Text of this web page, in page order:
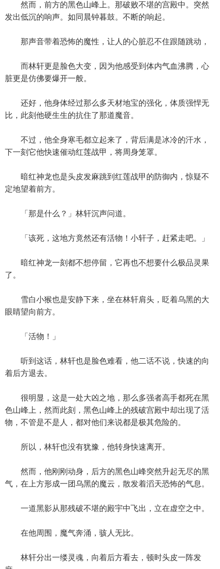
然而，前方的黑色山峰上。那破败不堪的宫殿中。突然
发出低沉的响声。如同晨钟暮鼓。不断的响起。
那声音带着恐怖的魔性，让人的心脏忍不住跟随跳动，
而林轩更是脸色大变，因为他感受到体内气血沸腾，心
脏更是仿佛要爆开一般。
还好，他身体经过那么多天材地宝的强化，体质强悍无
比，此刻他硬生生的抗住了那道魔音。
不过，他全身寒毛都立起来了，背后满是冰冷的汗水，
下一刻它他快速催动红莲战甲，将周身笼罩。
暗红神龙也是头皮发麻跳到红莲战甲的防御内，惊疑不
定地望着前方。
「那是什么？」林轩沉声问道。
「该死，这地方竟然还有活物！小轩子，赶紧走吧。」
暗红神龙一刻都不想停留，它再也不想要什么极品灵果
了。
雪白小猴也是安静下来，坐在林轩肩头，眨着乌黑的大
眼睛望向前方。
「活物！」
听到这话，林轩也是脸色难看，他二话不说，快速的向
着后方退去。
很明显，这是一处大凶之地，那么多强者高手都死在黑
色山峰上，然而此刻，黑色山峰上的残破宫殿中却出现了活
物，不管是不是人，都对他们来说都是极其危险的。
所以，林轩也没有犹豫，他转身快速离开。
然而，他刚刚动身，后方的黑色山峰突然升起无尽的黑
气，在上方形成一团乌黑的魔云，散发着滔天恐怖的气息。
一道黑影从那残破不堪的殿宇中飞出，立在虚空之中。
在他周围，魔气奔涌，骇人无比。
林轩分出一缕灵魂，向着后方看去，顿时头皮一阵发